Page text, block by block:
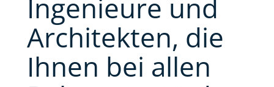
Ingenieure und
Architekten, die
Ihnen bei allen